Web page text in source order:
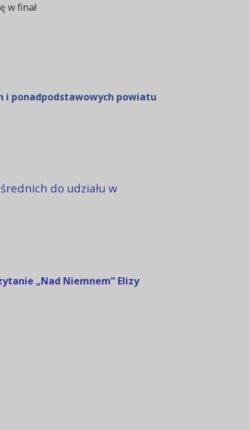
w finał
i ponadpodstawowych powiatu
do udziału w
„Nad Niemnem” Elizy